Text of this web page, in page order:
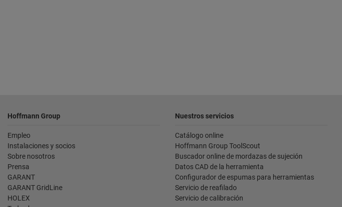
de
página
Hoffmann Group
Empleo
Instalaciones y socios
Sobre nosotros
Prensa
GARANT
GARANT GridLine
HOLEX
Nuestros servicios
Catálogo online
Hoffmann Group ToolScout
Buscador online de mordazas de sujeción
Datos CAD de la herramienta
Configurador de espumas para herramientas
Servicio de reafilado
Servicio de calibración